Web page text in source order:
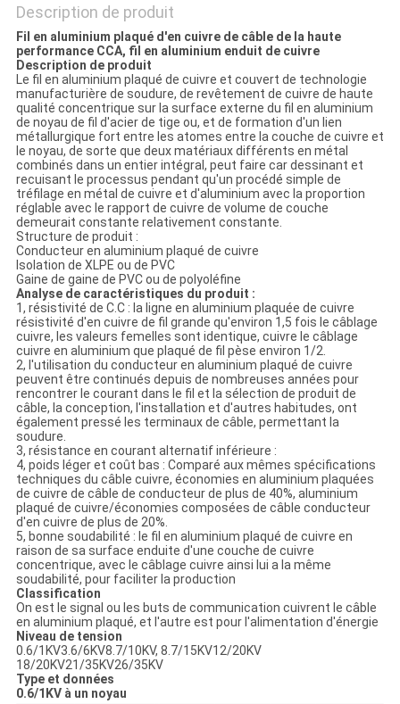
SITE
POLITIQUE
DE
CONFIDENTIALITÉ
Description de produit
Fil en aluminium plaqué d'en cuivre de câble de la haute
performance CCA, fil en aluminium enduit de cuivre
Description de produit
Le fil en aluminium plaqué de cuivre et couvert de technologie
manufacturière de soudure, de revêtement de cuivre de haute
qualité concentrique sur la surface externe du fil en aluminium
de noyau de fil d'acier de tige ou, et de formation d'un lien
métallurgique fort entre les atomes entre la couche de cuivre et
le noyau, de sorte que deux matériaux différents en métal
combinés dans un entier intégral, peut faire car dessinant et
recuisant le processus pendant qu'un procédé simple de
tréfilage en métal de cuivre et d'aluminium avec la proportion
réglable avec le rapport de cuivre de volume de couche
demeurait constante relativement constante.
Structure de produit :
Conducteur en aluminium plaqué de cuivre
Isolation de XLPE ou de PVC
Gaine de gaine de PVC ou de polyoléfine
Analyse de caractéristiques du produit :
1, résistivité de C.C : la ligne en aluminium plaquée de cuivre
résistivité d'en cuivre de fil grande qu'environ 1,5 fois le câblage
cuivre, les valeurs femelles sont identique, cuivre le câblage
cuivre en aluminium que plaqué de fil pèse environ 1/2.
2, l'utilisation du conducteur en aluminium plaqué de cuivre
peuvent être continués depuis de nombreuses années pour
rencontrer le courant dans le fil et la sélection de produit de
câble, la conception, l'installation et d'autres habitudes, ont
également pressé les terminaux de câble, permettant la
soudure.
3, résistance en courant alternatif inférieure :
4, poids léger et coût bas : Comparé aux mêmes spécifications
techniques du câble cuivre, économies en aluminium plaquées
de cuivre de câble de conducteur de plus de 40%, aluminium
plaqué de cuivre/économies composées de câble conducteur
d'en cuivre de plus de 20%.
5, bonne soudabilité : le fil en aluminium plaqué de cuivre en
raison de sa surface enduite d'une couche de cuivre
concentrique, avec le câblage cuivre ainsi lui a la même
soudabilité, pour faciliter la production
Classification
On est le signal ou les buts de communication cuivrent le câble
en aluminium plaqué, et l'autre est pour l'alimentation d'énergie
Niveau de tension
0.6/1KV3.6/6KV8.7/10KV, 8.7/15KV12/20KV
18/20KV21/35KV26/35KV
Type et données
0.6/1KV à un noyau